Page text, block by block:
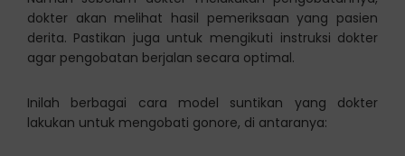
dokter akan melihat hasil pemeriksaan yang pasien
derita. Pastikan juga untuk mengikuti instruksi dokter
agar pengobatan berjalan secara optimal.
Inilah berbagai cara model suntikan yang dokter
lakukan untuk mengobati gonore, di antaranya: